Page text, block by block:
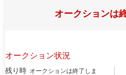
オークションは
オークション状況
残り時 オークションは終了しま